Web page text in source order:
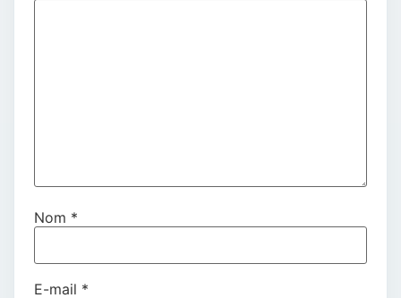
Nom *
E-mail *